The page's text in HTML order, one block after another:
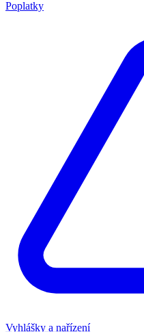
Poplatky
Vyhlášky a nařízení